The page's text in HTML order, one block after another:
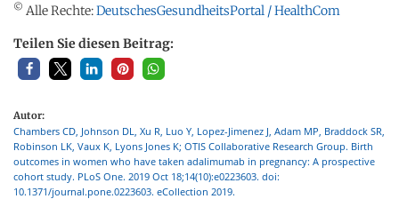
© Alle Rechte:DeutschesGesundheitsPortal / HealthCom
Teilen Sie diesen Beitrag:
Autor:
Chambers CD, Johnson DL, Xu R, Luo Y, Lopez-Jimenez J, Adam MP, Braddock SR,
Robinson LK, Vaux K, Lyons Jones K; OTIS Collaborative Research Group. Birth
outcomes in women who have taken adalimumab in pregnancy: A prospective
cohort study. PLoS One. 2019 Oct 18;14(10):e0223603. doi:
10.1371/journal.pone.0223603. eCollection 2019.